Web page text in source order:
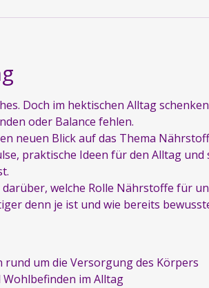
Doch im hektischen Alltag
oder Balance fehlen.
neuen Blick auf das Thema
praktische Ideen für den Alltag und
welche Rolle Nährstoffe für
denn je ist und wie bereits
um die Versorgung des Körpers
im Alltag